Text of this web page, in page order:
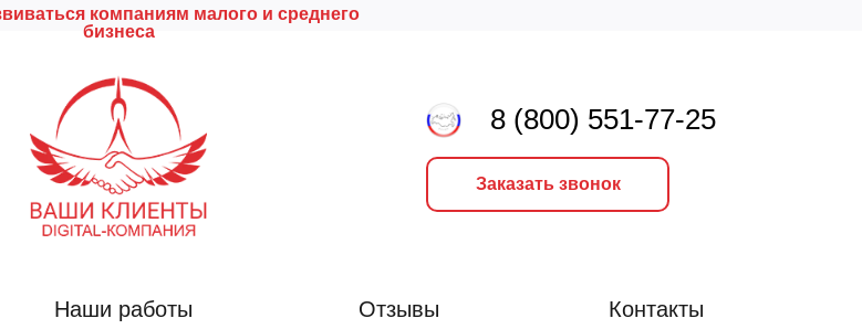
Заказать звонок
компаниям малого и среднего
бизнеса
Наши работы Отзывы
8 (800) 551-77-25
Контакты